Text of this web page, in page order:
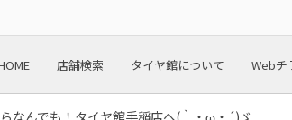
店舗検索 タイヤ館について Webチ